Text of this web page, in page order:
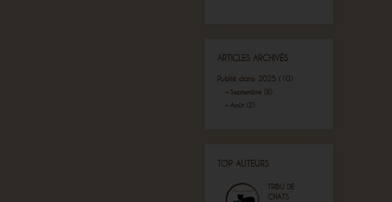
ARTICLES ARCHIVÉS
Publié dans: 2025 (10)
Septembre (8)
Août (2)
TOP AUTEURS
TRIBU DE
CHATS